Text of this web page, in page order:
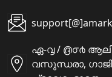
ഏ-൮ / ൫൦൪
വസുന്ധരാ,